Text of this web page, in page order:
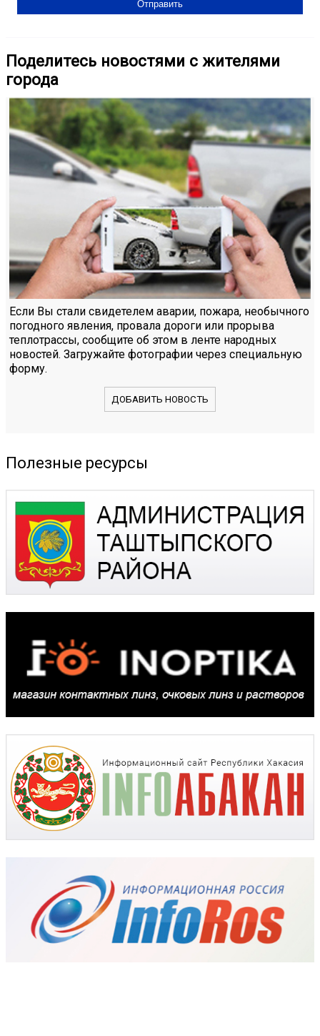
Поделитесь новостями с жителями
города
Если Вы стали свидетелем аварии, пожара, необычного
погодного явления, провала дороги или прорыва
теплотрассы, сообщите об этом в ленте народных
новостей. Загружайте фотографии через специальную
форму.
ДОБАВИТЬ НОВОСТЬ
Полезные ресурсы